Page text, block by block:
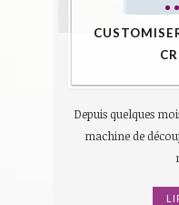
Depuis quelques
machine de